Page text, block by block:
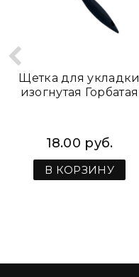
Щетка для укладки
изогнутая Горбатая
18.00 руб.
В КОРЗИНУ